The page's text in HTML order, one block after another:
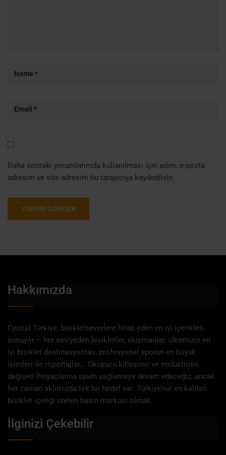
Daha sonraki yorumlarımda kullanılması için adım, e-posta
adresim ve site adresim bu tarayıcıya kaydedilsin.
Hakkımızda
Cyclist Türkiye, bisikletseverlere hitap eden en iyi içerikleri
sunuyor – her seviyeden bisikletler, ekipmanlar, ülkemizin en
iyi bisiklet destinasyonları, profesyonel sporun en büyük
isimleri ile röportajlar... Okuyucu kitlesinin ve endüstrinin
değişen ihtiyaçlarına uyum sağlamaya devam edeceğiz, ancak
her zaman aklımızda tek bir hedef var: Türkiye’nin en kaliteli
bisiklet içeriği üreten basın markası olmak.
İlginizi Çekebilir